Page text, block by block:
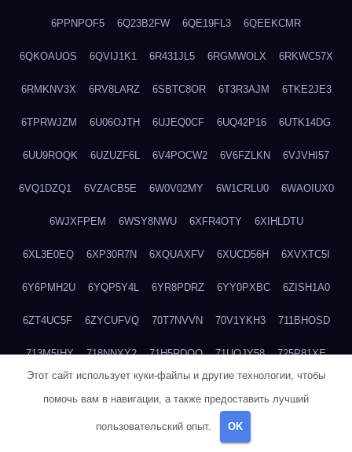
6PPNPOF5 6Q23B2FW 6QE19FL3 6QEEKCMR
6QKOAUOS 6QVIJ1K1 6R431JL5 6RGMWOLX 6RKWC57X
6RMKNV3X 6RV8LARZ 6SBTC8OR 6T3R3AJM 6TKE2JE3
6TPRWJZM 6U06OJTH 6UJEQ0CF 6UQ42P16 6UTK14DG
6UU9ROQK 6UZUZF6L 6V4POCW2 6V6FZLKN 6VJVHI57
6VQ1DZQ1 6VZACB5E 6W0V02MY 6W1CRLU0 6WAOIUX0
6WJXFPEM 6WSY8NWU 6XFR4OTY 6XIHLDTU
6XL3E0EQ 6XP30R7N 6XQUAXFV 6XUCD56H 6XVXTC5I
6Y6PMH2U 6YQP5Y4L 6YR8PDRZ 6YY0PXBC 6ZISH1A0
6ZT4UC5F 6ZYCUFVQ 70T7NVVN 70V1YKH3 711BHOSD
713M5IHY 718NNXY2 71H5RDOO 71UQJY58 725P81XE
Этот сайт использует куки-файлы и другие технологии, чтобы
помочь вам в навигации, а также предоставить лучший
пользовательский опыт. OK